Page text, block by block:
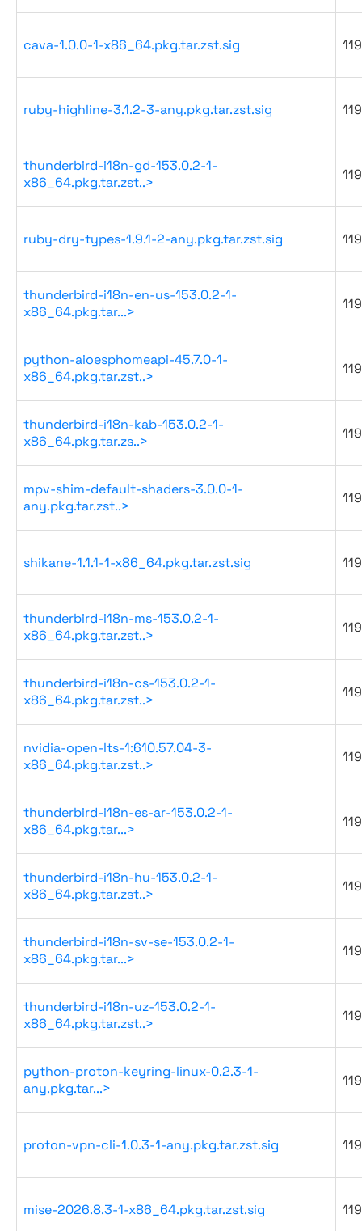
cava-1.0.0-1-x86_64.pkg.tar.zst.sig
ruby-highline-3.1.2-3-any.pkg.tar.zst.sig
thunderbird-i18n-gd-153.0.2-1-
x86_64.pkg.tar.zst..>
ruby-dry-types-1.9.1-2-any.pkg.tar.zst.sig
thunderbird-i18n-en-us-153.0.2-1-
x86_64.pkg.tar...>
python-aioesphomeapi-45.7.0-1-
x86_64.pkg.tar.zst..>
thunderbird-i18n-kab-153.0.2-1-
x86_64.pkg.tar.zs..>
mpv-shim-default-shaders-3.0.0-1-
any.pkg.tar.zst..>
shikane-1.1.1-1-x86_64.pkg.tar.zst.sig
thunderbird-i18n-ms-153.0.2-1-
x86_64.pkg.tar.zst..>
thunderbird-i18n-cs-153.0.2-1-
x86_64.pkg.tar.zst..>
nvidia-open-lts-1:610.57.04-3-
x86_64.pkg.tar.zst..>
thunderbird-i18n-es-ar-153.0.2-1-
x86_64.pkg.tar...>
thunderbird-i18n-hu-153.0.2-1-
x86_64.pkg.tar.zst..>
thunderbird-i18n-sv-se-153.0.2-1-
x86_64.pkg.tar...>
thunderbird-i18n-uz-153.0.2-1-
x86_64.pkg.tar.zst..>
python-proton-keyring-linux-0.2.3-1-
any.pkg.tar...>
proton-vpn-cli-1.0.3-1-any.pkg.tar.zst.sig
mise-2026.8.3-1-x86_64.pkg.tar.zst.sig